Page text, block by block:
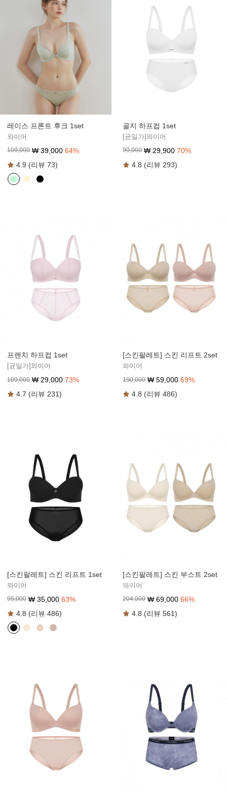
레이스 프론트 후크 1set
와이어
109,000 ₩ 39,000 64%
4.9 (리뷰 73)
골지 하프컵 1set
[균일가]와이어
99,000 ₩ 29,900 70%
4.8 (리뷰 293)
프렌치 하프컵 1set
[균일가]와이어
109,000 ₩ 29,000 73%
4.7 (리뷰 231)
[스킨팔레트] 스킨 리프트 2set
와이어
190,000 ₩59,000 69%
4.8 (리뷰 486)
[스킨팔레트] 스킨 리프트 1set
와이어
95,000 ₩ 35,000 63%
4.8 (리뷰 486)
[스킨팔레트] 스킨 부스트 2set
와이어
204,000 ₩69,000 66%
4.8 (리뷰 561)